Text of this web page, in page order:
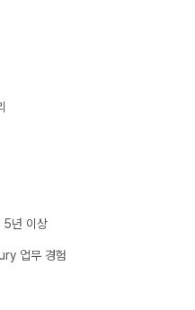
년 이상
업무 경험